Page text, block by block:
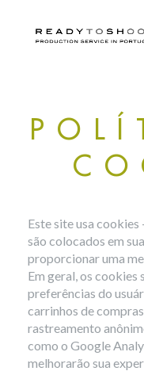
Este site usa
são colocados em
proporcionar uma
Em geral, os cookies
preferências do
carrinhos de
rastreamento
como o Google
melhorarão sua